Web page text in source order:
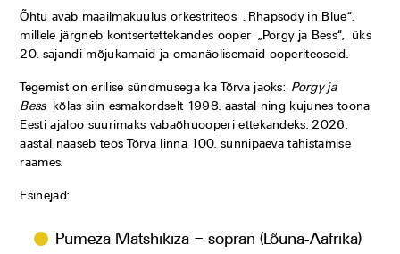
Õhtu avab maailmakuulus orkestriteos „Rhapsody in Blue“,
millele järgneb kontsertettekandes ooper „Porgy ja Bess“, üks
20. sajandi mõjukamaid ja omanäolisemaid ooperiteoseid.
Tegemist on erilise sündmusega ka Tõrva jaoks: Porgy ja
Besskõlas siin esmakordselt 1998. aastal ning kujunes toona
Eesti ajaloo suurimaks vabaõhuooperi ettekandeks. 2026.
aastal naaseb teos Tõrva linna 100. sünnipäeva tähistamise
raames.
Esinejad:
Pumeza Matshikiza – sopran (Lõuna-Aafrika)